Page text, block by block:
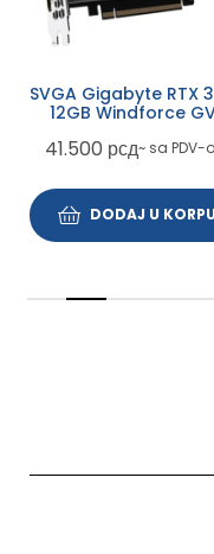
SVGA Gigabyte RTX
12GB Windforce
41.500 рсд~ sa PDV-
DODAJ U KORPU